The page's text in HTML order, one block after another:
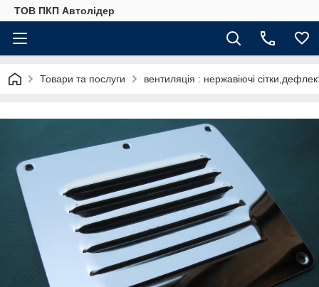
ТОВ ПКП Автолідер
Товари та послуги вентиляція : нержавіючі